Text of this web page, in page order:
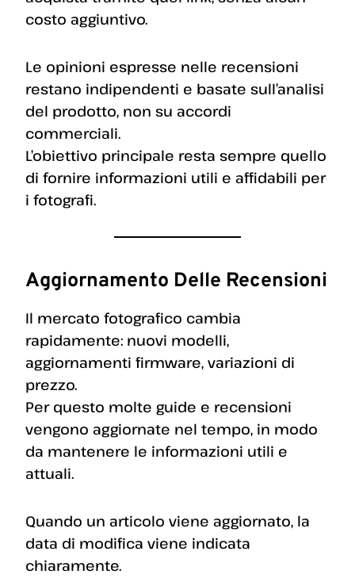
costo aggiuntivo.
Le opinioni espresse nelle recensioni
restano indipendenti e basate sull’analisi
del prodotto, non su accordi
commerciali.
L’obiettivo principale resta sempre quello
di fornire informazioni utili e affidabili per
i fotografi.
Aggiornamento Delle Recensioni
Il mercato fotografico cambia
rapidamente: nuovi modelli,
aggiornamenti firmware, variazioni di
prezzo.
Per questo molte guide e recensioni
vengono aggiornate nel tempo, in modo
da mantenere le informazioni utili e
attuali.
Quando un articolo viene aggiornato, la
data di modifica viene indicata
chiaramente.